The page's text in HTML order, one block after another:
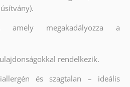
megakadályozza a
rendelkezik.
és szagtalan – ideális